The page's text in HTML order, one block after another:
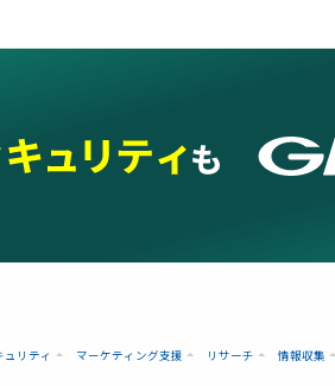
ュリティ マーケティング支援 リサーチ 情報収集